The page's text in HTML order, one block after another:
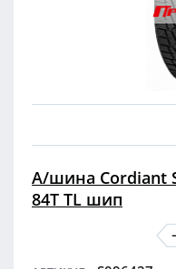
А/шина Cordiant
84T TL шип
-